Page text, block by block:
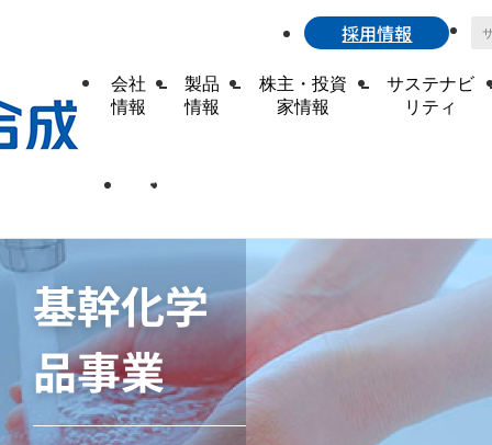
採用情報
会社
情報
製品
情報
株主・投資
家情報
サステナビ
リティ
日本語
トップページ
基幹化学
品事業